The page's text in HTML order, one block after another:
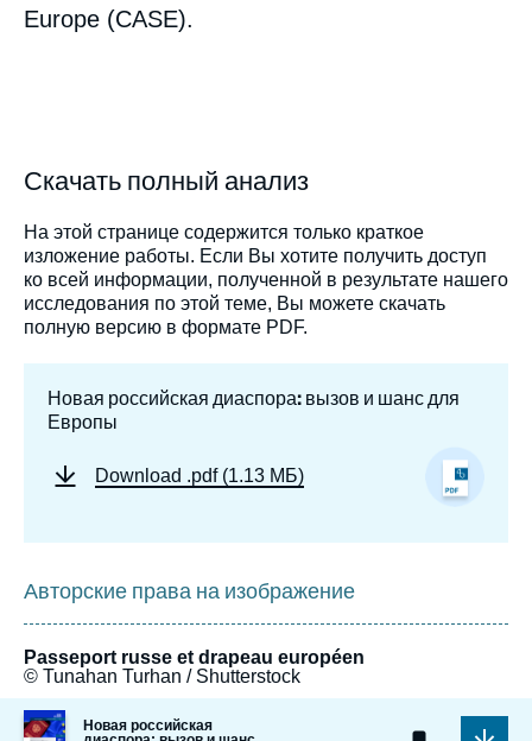
Europe (CASE).
Скачать полный анализ
На этой странице содержится только краткое
изложение работы. Если Вы хотите получить доступ
ко всей информации, полученной в результате нашего
исследования по этой теме, Вы можете скачать
полную версию в формате PDF.
Новая российская диаспора: вызов и шанс для
Европы
Download .pdf (1.13 МБ)
Авторские права на изображение
Passeport russe et drapeau européen
© Tunahan Turhan / Shutterstock
Image
Новая российская